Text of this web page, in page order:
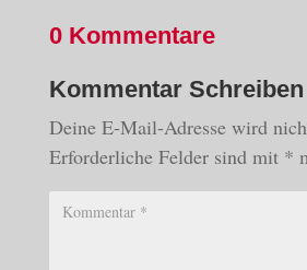
0 Kommentare
Kommentar Schreiben
Deine E-Mail-Adresse wird
Erforderliche Felder sind mit *